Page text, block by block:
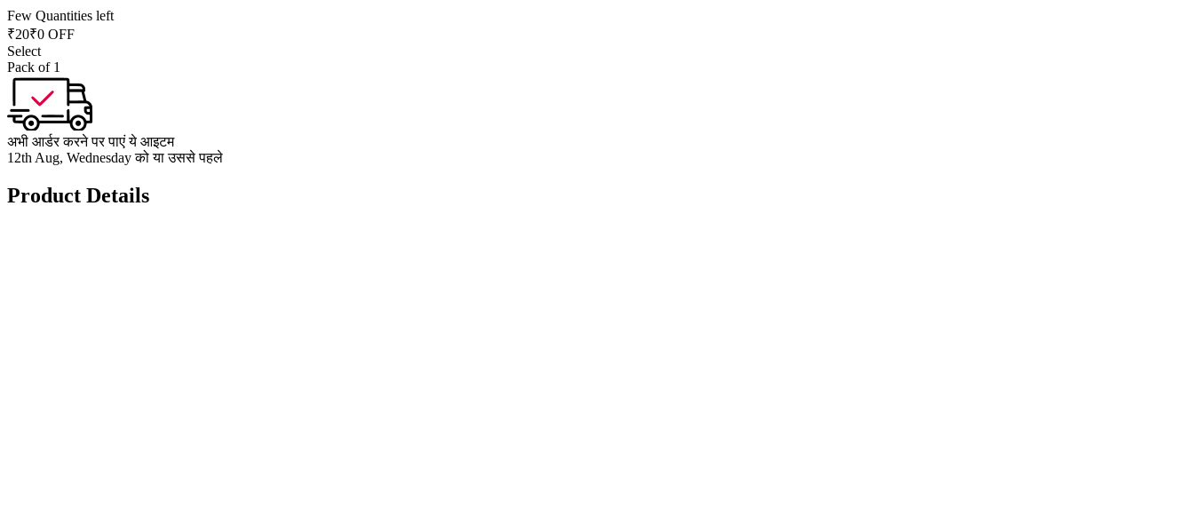
Few Quantities left
₹20₹0 OFF
Select
Pack of 1
अभी आर्डर करने पर पाएं ये आइटम
12th Aug, Wednesday को या उससे पहले
Product Details